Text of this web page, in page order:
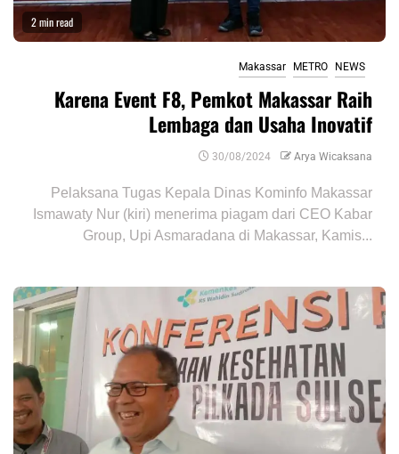
2 min read
Makassar METRO NEWS
Karena Event F8, Pemkot Makassar Raih
Lembaga dan Usaha Inovatif
30/08/2024 Arya Wicaksana
Pelaksana Tugas Kepala Dinas Kominfo Makassar
Ismawaty Nur (kiri) menerima piagam dari CEO Kabar
Group, Upi Asmaradana di Makassar, Kamis...